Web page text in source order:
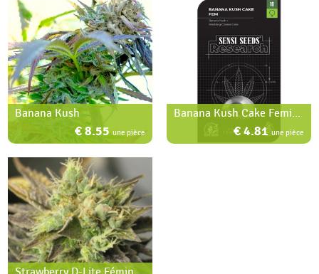
Banana Kush
€ 8.55une pièce
Banana Kush Cake Feminized
€ 4.81une pièce